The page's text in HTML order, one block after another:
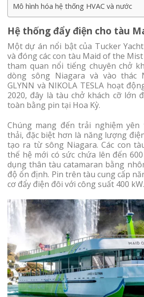
Mô hình hóa hệ thống HVAC và nước
Hệ thống đẩy điện cho tàu
Một dự án nổi bật của Tucker
và đóng các con tàu Maid of the
tham quan nổi tiếng chuyên chở
dòng sông Niagara và vào thác
GLYNN và NIKOLA TESLA hoạt
2020, đây là tàu chở khách cỡ lớn
toàn bằng pin tại Hoa Kỳ.
Chúng mang đến trải nghiệm
thải, đặc biệt hơn là năng lượng
tạo ra từ sông Niagara. Các con
thế hệ mới có sức chứa lên đến
dụng thân tàu catamaran bằng
độ ổn định. Pin trên tàu cung cấp
cơ đẩy điện đôi với công suất 400 kW.